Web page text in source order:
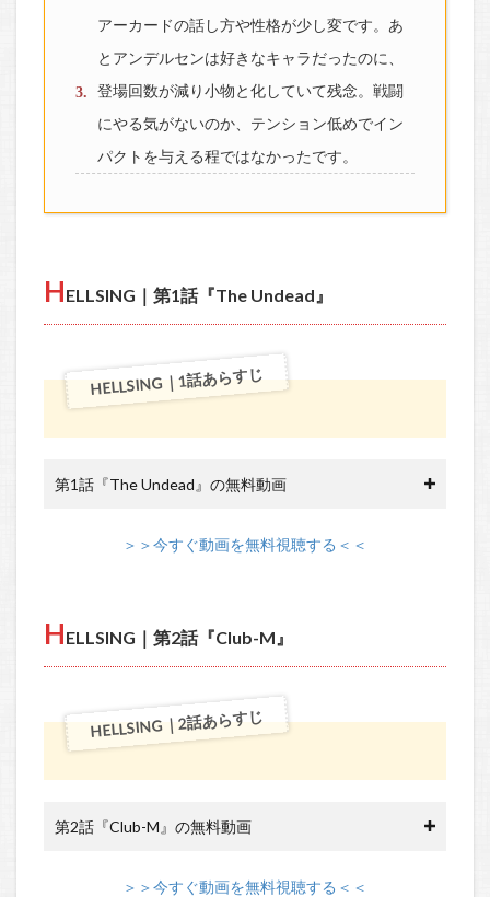
アーカードの話し方や性格が少し変です。あ
とアンデルセンは好きなキャラだったのに、
登場回数が減り小物と化していて残念。戦闘
にやる気がないのか、テンション低めでイン
パクトを与える程ではなかったです。
HELLSING｜第1話『The Undead』
HELLSING｜1話あらすじ
第1話『The Undead』の無料動画
＞＞今すぐ動画を無料視聴する＜＜
HELLSING｜第2話『Club-M』
HELLSING｜2話あらすじ
第2話『Club-M』の無料動画
＞＞今すぐ動画を無料視聴する＜＜